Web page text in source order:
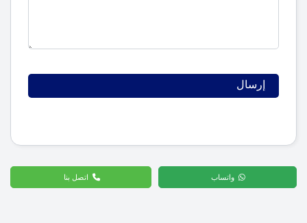
واتساب اتصل بنا